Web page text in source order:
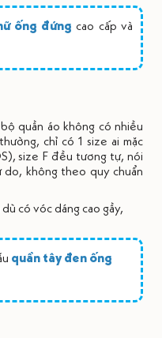
ống đứng cao cấp và
quần áo không có nhiều
chỉ có 1 size ai mặc
size F đều tương tự, nói
không theo quy chuẩn
có vóc dáng cao gầy,
quần tây đen ống